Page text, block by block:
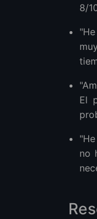
8/
El
no